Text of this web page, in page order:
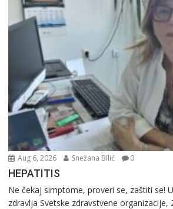
Aug 6, 2026 Snežana Bilić 0
HEPATITIS
Ne čekaj simptome, proveri se, zaštiti se!
zdravlja Svetske zdravstvene organizacije,